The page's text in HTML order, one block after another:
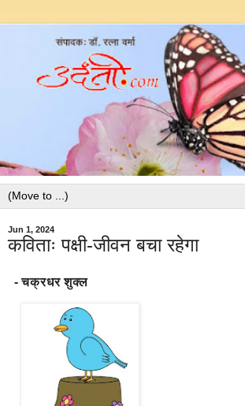
Jun 1, 2024
कविताः पक्षी-जीवन बचा रहेगा
- चक्रधर शुक्ल